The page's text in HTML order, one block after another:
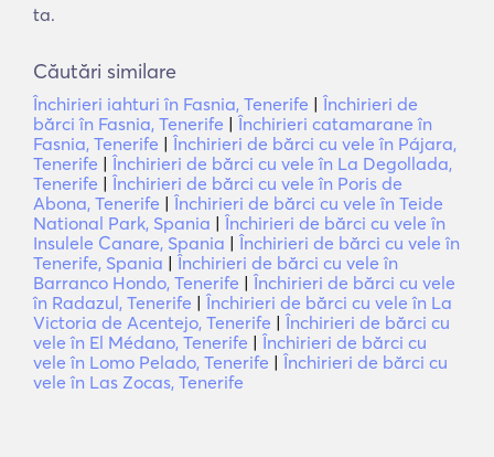
ta.
Căutări similare
Închirieri iahturi în Fasnia, Tenerife | Închirieri de
bărci în Fasnia, Tenerife | Închirieri catamarane în
Fasnia, Tenerife | Închirieri de bărci cu vele în Pájara,
Tenerife | Închirieri de bărci cu vele în La Degollada,
Tenerife | Închirieri de bărci cu vele în Poris de
Abona, Tenerife | Închirieri de bărci cu vele în Teide
National Park, Spania | Închirieri de bărci cu vele în
Insulele Canare, Spania | Închirieri de bărci cu vele în
Tenerife, Spania | Închirieri de bărci cu vele în
Barranco Hondo, Tenerife | Închirieri de bărci cu vele
în Radazul, Tenerife | Închirieri de bărci cu vele în La
Victoria de Acentejo, Tenerife | Închirieri de bărci cu
vele în El Médano, Tenerife | Închirieri de bărci cu
vele în Lomo Pelado, Tenerife | Închirieri de bărci cu
vele în Las Zocas, Tenerife